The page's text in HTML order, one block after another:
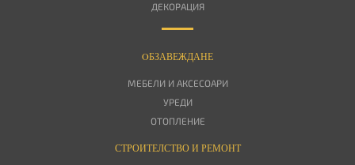
ДЕКОРАЦИЯ
OБЗАВЕЖДАНЕ
МЕБЕЛИ И АКСЕСОАРИ
УРЕДИ
ОТОПЛЕНИЕ
СТРОИТЕЛСТВО И РЕМОНТ